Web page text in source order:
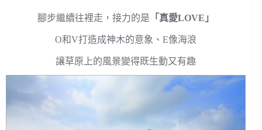
腳步繼續往裡走，接力的是 「真愛LOVE」
O和V打造成神木的意象、E像海浪
讓草原上的風景變得既生動又有趣